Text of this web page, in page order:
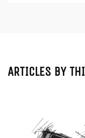
ARTICLES BY